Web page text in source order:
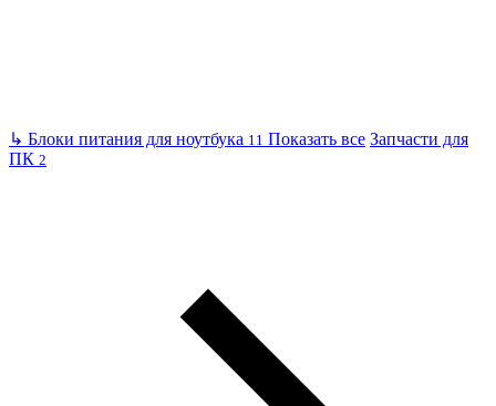
↳ Блоки питания для ноутбука 11 Показать все Запчасти для
ПК 2